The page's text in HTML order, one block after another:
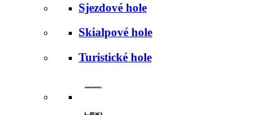
Sjezdové hole
Skialpové hole
Turistické hole